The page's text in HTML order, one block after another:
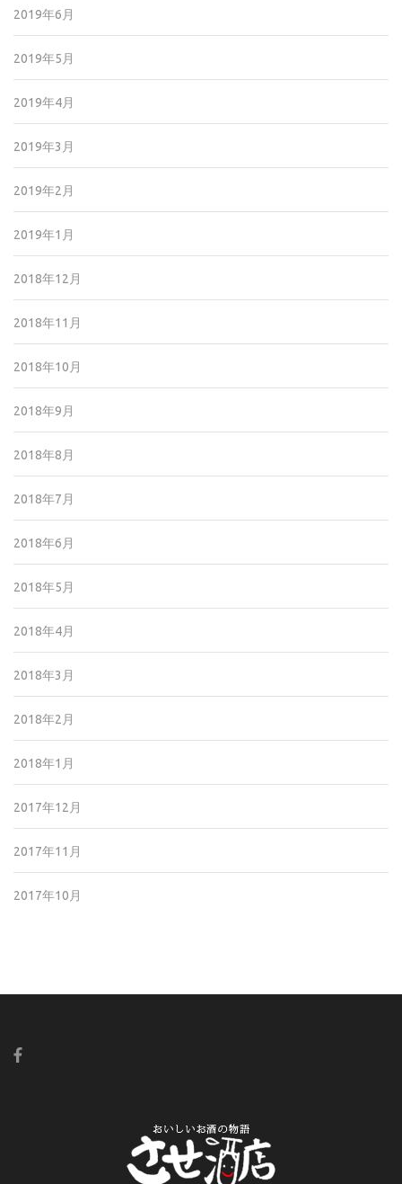
2019年6月
2019年5月
2019年4月
2019年3月
2019年2月
2019年1月
2018年12月
2018年11月
2018年10月
2018年9月
2018年8月
2018年7月
2018年6月
2018年5月
2018年4月
2018年3月
2018年2月
2018年1月
2017年12月
2017年11月
2017年10月